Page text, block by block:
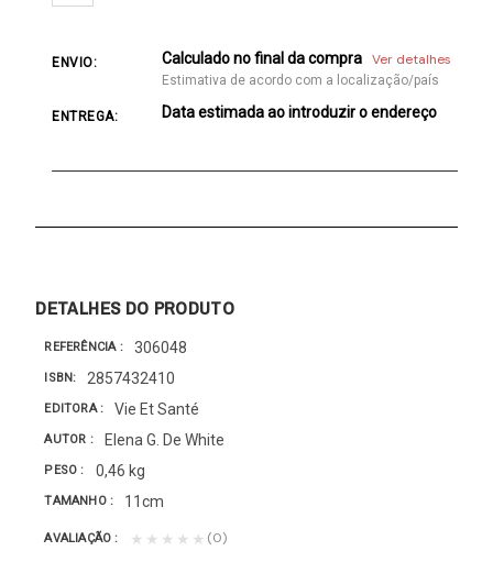
ENVIO: Calculado no final da compra Ver detalhes
Estimativa de acordo com a localização/país
ENTREGA: Data estimada ao introduzir o endereço
DETALHES DO PRODUTO
REFERÊNCIA 306048
ISBN 2857432410
EDITORA Vie Et Santé
AUTOR Elena G. De White
PESO 0,46 kg
TAMANHO 11cm
AVALIAÇÃO ★★★★★ (0)